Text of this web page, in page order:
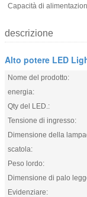
Capacità di
descrizione
Alto potere LED
Nome del prodotto:
energia:
Qty del LED.:
Tensione di ingresso:
Dimensione della
scatola:
Peso lordo:
Dimensione di palo
Evidenziare: